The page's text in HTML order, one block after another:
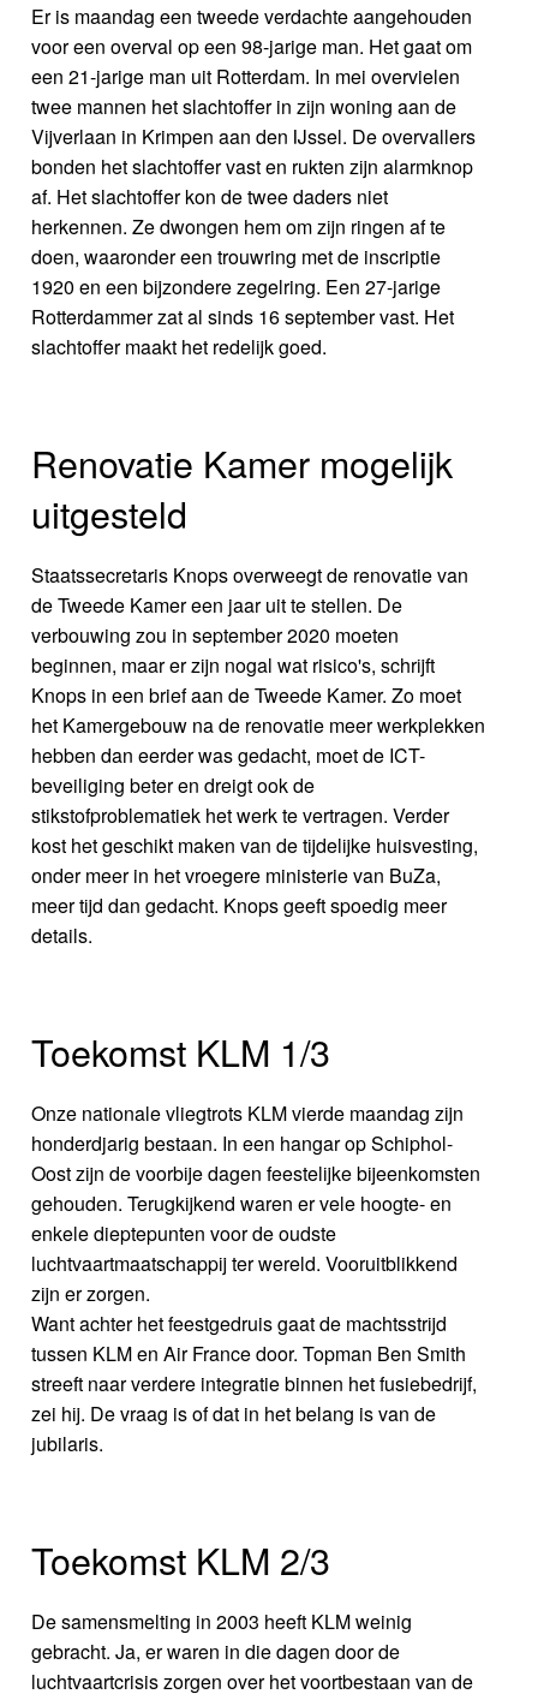
Er is maandag een tweede verdachte aangehouden
voor een overval op een 98-jarige man. Het gaat om
een 21-jarige man uit Rotterdam. In mei overvielen
twee mannen het slachtoffer in zijn woning aan de
Vijverlaan in Krimpen aan den IJssel. De overvallers
bonden het slachtoffer vast en rukten zijn alarmknop
af. Het slachtoffer kon de twee daders niet
herkennen. Ze dwongen hem om zijn ringen af te
doen, waaronder een trouwring met de inscriptie
1920 en een bijzondere zegelring. Een 27-jarige
Rotterdammer zat al sinds 16 september vast. Het
slachtoffer maakt het redelijk goed.
Renovatie Kamer mogelijk
uitgesteld
Staatssecretaris Knops overweegt de renovatie van
de Tweede Kamer een jaar uit te stellen. De
verbouwing zou in september 2020 moeten
beginnen, maar er zijn nogal wat risico's, schrijft
Knops in een brief aan de Tweede Kamer. Zo moet
het Kamergebouw na de renovatie meer werkplekken
hebben dan eerder was gedacht, moet de ICT-
beveiliging beter en dreigt ook de
stikstofproblematiek het werk te vertragen. Verder
kost het geschikt maken van de tijdelijke huisvesting,
onder meer in het vroegere ministerie van BuZa,
meer tijd dan gedacht. Knops geeft spoedig meer
details.
Toekomst KLM 1/3
Onze nationale vliegtrots KLM vierde maandag zijn
honderdjarig bestaan. In een hangar op Schiphol-
Oost zijn de voorbije dagen feestelijke bijeenkomsten
gehouden. Terugkijkend waren er vele hoogte- en
enkele dieptepunten voor de oudste
luchtvaartmaatschappij ter wereld. Vooruitblikkend
zijn er zorgen.
Want achter het feestgedruis gaat de machtsstrijd
tussen KLM en Air France door. Topman Ben Smith
streeft naar verdere integratie binnen het fusiebedrijf,
zei hij. De vraag is of dat in het belang is van de
jubilaris.
Toekomst KLM 2/3
De samensmelting in 2003 heeft KLM weinig
gebracht. Ja, er waren in die dagen door de
luchtvaartcrisis zorgen over het voortbestaan van de